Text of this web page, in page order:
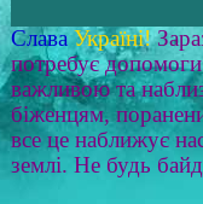
Слава Україні!
потребує
важливою та
біженцям,
все це наближує
землі. Не будь